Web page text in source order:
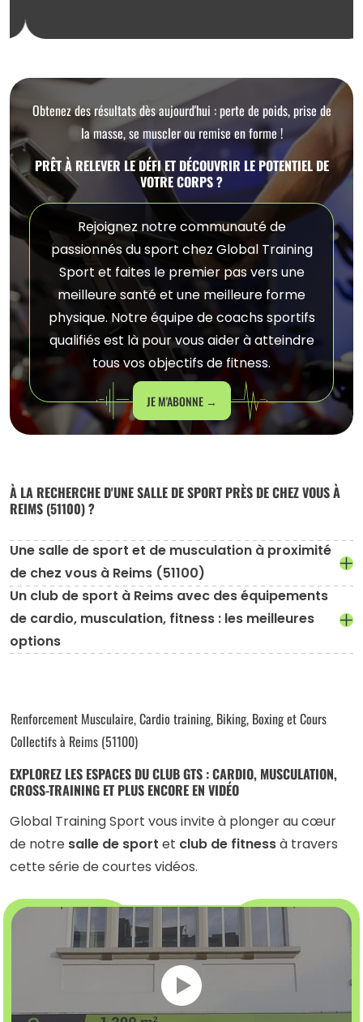
PRÊT À RELEVER LE DÉFI ET DÉCOUVRIR LE POTENTIEL DE
VOTRE CORPS ?
Obtenez des résultats dès aujourd'hui : perte de poids, prise de
la masse, se muscler ou remise en forme !
Rejoignez notre communauté de
passionnés du sport chez Global Training
Sport et faites le premier pas vers une
meilleure santé et une meilleure forme
physique. Notre équipe de coachs sportifs
qualifiés est là pour vous aider à atteindre
tous vos objectifs de fitness.
JE M'ABONNE →
À LA RECHERCHE D'UNE SALLE DE SPORT PRÈS DE CHEZ VOUS À
REIMS (51100) ?
Une salle de sport et de musculation à proximité
de chez vous à Reims (51100)
Un club de sport à Reims avec des équipements
de cardio, musculation, fitness : les meilleures
options
EXPLOREZ LES ESPACES DU CLUB GTS : CARDIO, MUSCULATION,
CROSS-TRAINING ET PLUS ENCORE EN VIDÉO
Renforcement Musculaire, Cardio training, Biking, Boxing et Cours
Collectifs à Reims (51100)
Global Training Sport vous invite à plonger au cœur
de notresalle de sportet club de fitnessà travers
cette série de courtes vidéos.